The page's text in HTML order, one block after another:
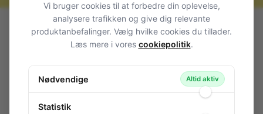
Alle produkter Computerudstyr
Netværk
Netværk (RJ45)
Komplette udtag
To ISDN-stik parallelt til en ISDN-linie (S0-BUS)
To ISDN-stik parallelt til en ISDN-linie
122-253 / W50258
Vi bruger cookies til at forbedre din oplevelse,
analysere trafikken og give dig relevante
produktanbefalinger. Vælg hvilke cookies du tillader.
Læs mere i vores cookiepolitik.
Nødvendige Altid aktiv
Statistik